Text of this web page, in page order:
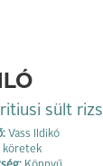
sült rizs
Vass Ildikó
köretek